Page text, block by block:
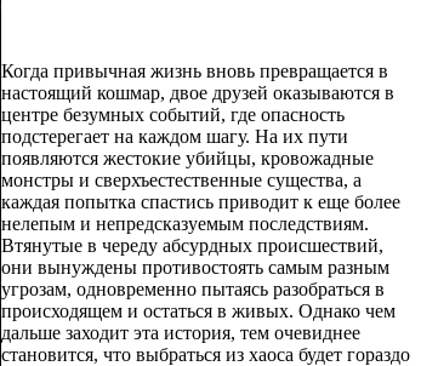
Когда привычная жизнь вновь превращается в
настоящий кошмар, двое друзей оказываются в
центре безумных событий, где опасность
подстерегает на каждом шагу. На их пути
появляются жестокие убийцы, кровожадные
монстры и сверхъестественные существа, а
каждая попытка спастись приводит к еще более
нелепым и непредсказуемым последствиям.
Втянутые в череду абсурдных происшествий,
они вынуждены противостоять самым разным
угрозам, одновременно пытаясь разобраться в
происходящем и остаться в живых. Однако чем
дальше заходит эта история, тем очевиднее
становится, что выбраться из хаоса будет гораздо